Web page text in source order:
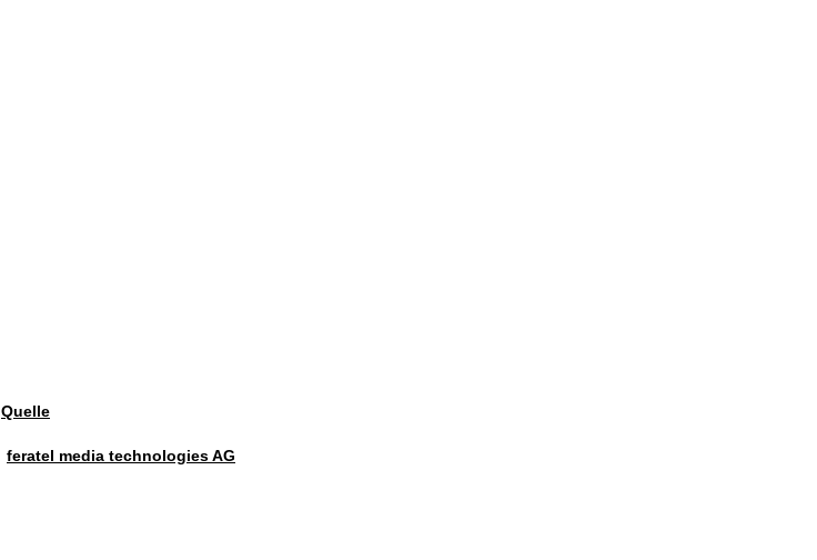
Quelle
feratel media technologies AG